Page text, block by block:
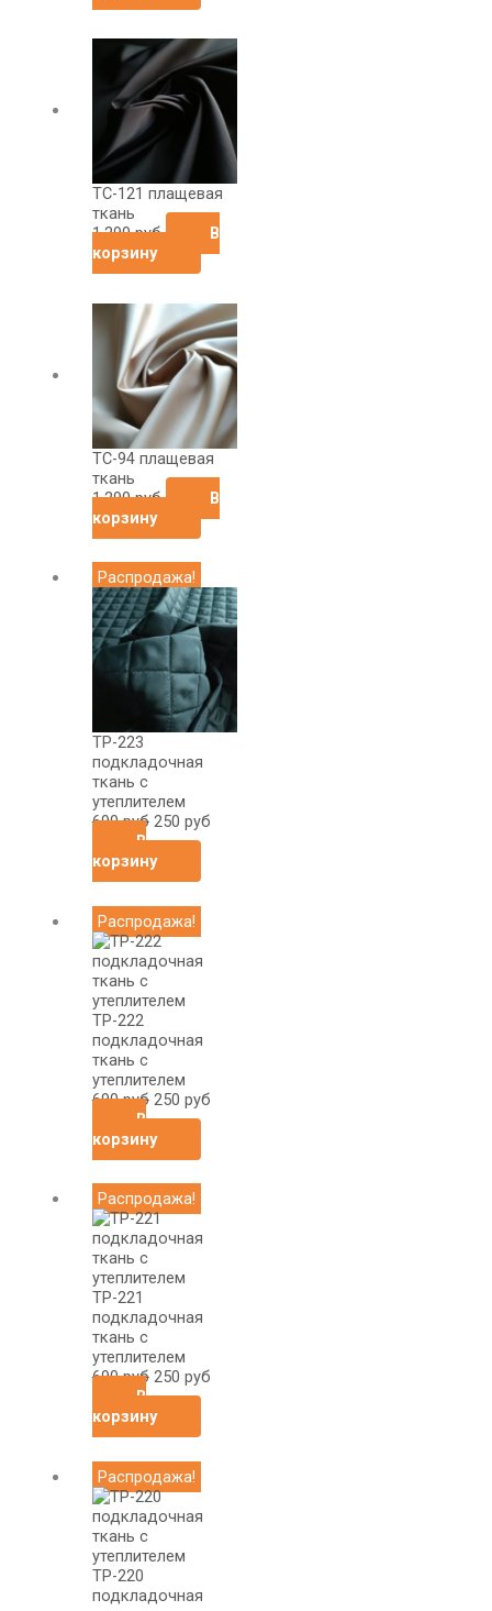
ТС-121 плащевая
ткань
1,290руб
В
корзину
ТС-94 плащевая
ткань
1,290руб
В
корзину
Распродажа!
ТР-223
подкладочная
ткань с
утеплителем
690руб
Первоначальная
цена
составляла
690
руб.
250 руб
цена:
250
руб.
В
корзину
Распродажа!
ТР-222
подкладочная
ткань с
утеплителем
690руб
Первоначальная
цена
составляла
руб.
250 руб
В
корзину
Распродажа!
ТР-221
подкладочная
ткань с
утеплителем
690руб
Первоначальная
цена
составляла
руб.
250 руб
В
корзину
Распродажа!
ТР-220
подкладочная
Первоначальная
цена
составляла
руб.